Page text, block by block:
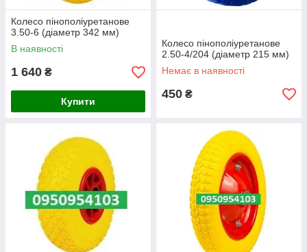
Колесо пінополіуретанове
3.50-6 (діаметр 342 мм)
В наявності
1 640 ₴
Купити
Колесо пінополіуретанове
2.50-4/204 (діаметр 215 мм)
Немає в наявності
450 ₴